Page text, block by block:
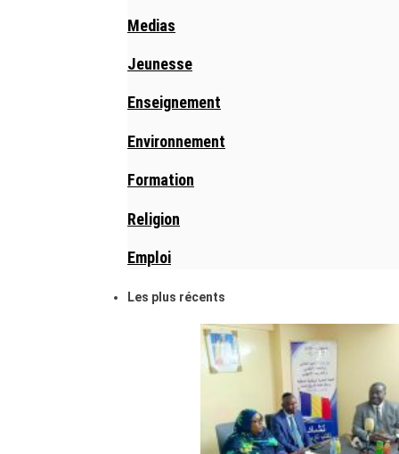
Medias
Jeunesse
Enseignement
Environnement
Formation
Religion
Emploi
Les plus récents